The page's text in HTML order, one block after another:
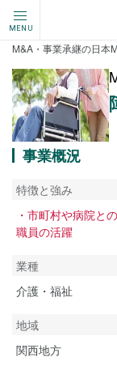
MENU
M&A・事業承継の日本
事業概況
特徴と強み
・市町村や病院と
職員の活躍
業種
介護・福祉
地域
関西地方